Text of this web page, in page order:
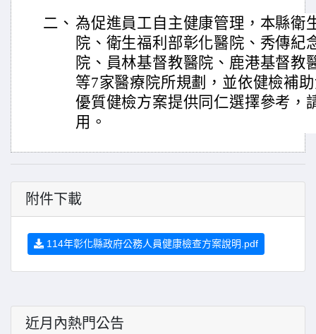
二、 為促進員工自主健康管理，本縣衛
院、衛生福利部彰化醫院、秀傳紀
院、員林基督教醫院、鹿港基督教
等7家醫療院所規劃，並依健檢補
優質健檢方案提供同仁選擇參考，
用。
附件下載
114年彰化縣政府公務人員健康檢查方案說明.pdf
近月內熱門公告